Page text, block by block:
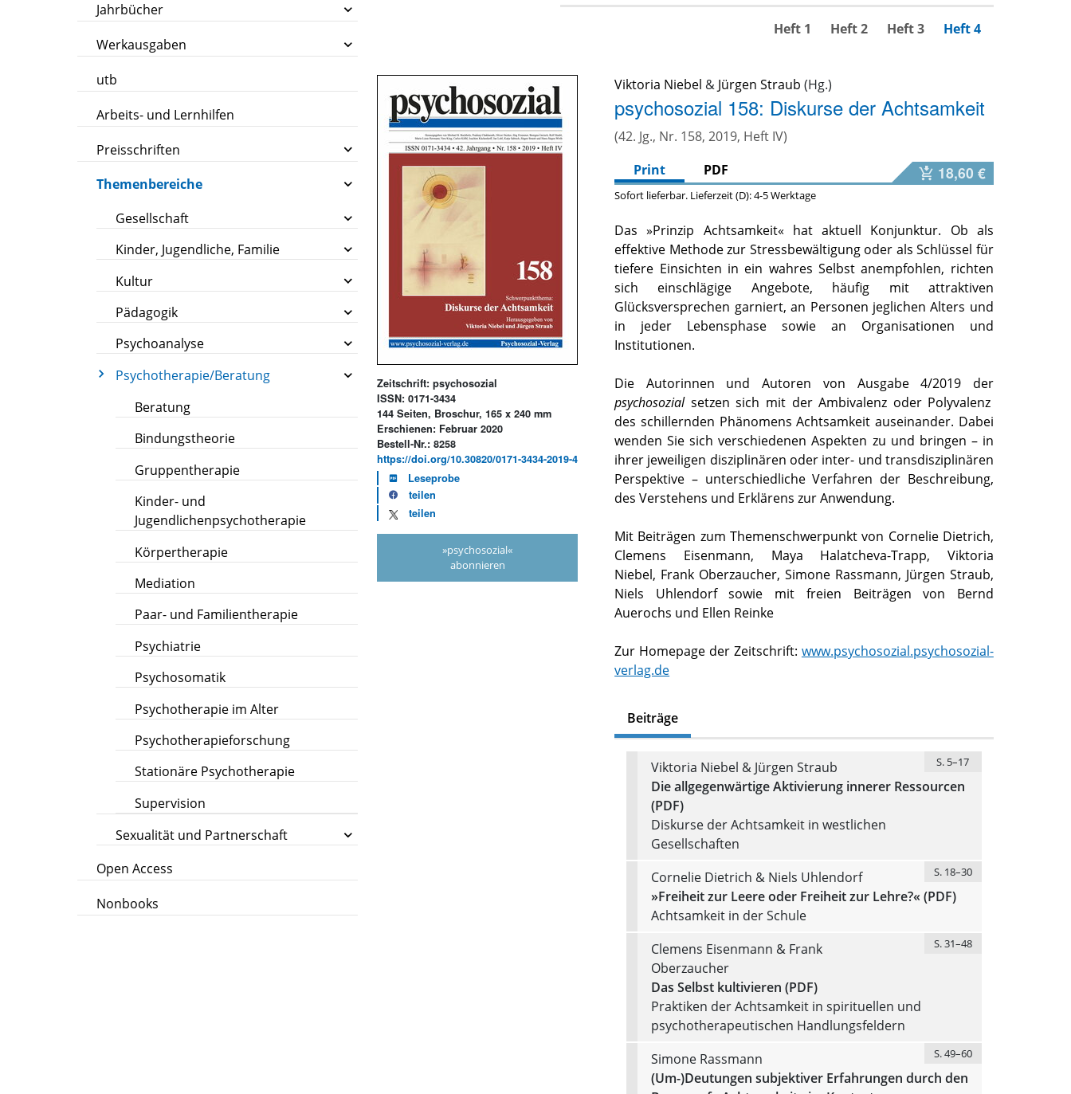
Jahrbücher
Werkausgaben
utb
Arbeits- und Lernhilfen
Preisschriften
Themenbereiche
Gesellschaft
Kinder, Jugendliche, Familie
Kultur
Pädagogik
Psychoanalyse
Psychotherapie/Beratung
Beratung
Bindungstheorie
Gruppentherapie
Kinder- und
Jugendlichenpsychotherapie
Körpertherapie
Mediation
Paar- und Familientherapie
Psychiatrie
Psychosomatik
Psychotherapie im Alter
Psychotherapieforschung
Stationäre Psychotherapie
Supervision
Sexualität und Partnerschaft
Open Access
Nonbooks
Heft 1 Heft 2 Heft 3 Heft 4
Zeitschrift: psychosozial
ISSN: 0171-3434
144 Seiten, Broschur, 165 x 240 mm
Erschienen: Februar 2020
Bestell-Nr.: 8258
https://doi.org/10.30820/0171-3434-2019-4
Leseprobe
teilen
teilen
»psychosozial«
abonnieren
Viktoria Niebel & Jürgen Straub
psychosozial 158: Diskurse der Achtsamkeit
(42. Jg., Nr. 158, 2019, Heft IV)
Print
PDF 18,60 €
Sofort lieferbar. Lieferzeit (D): 4-5 Werktage
Das »Prinzip Achtsamkeit« hat aktuell Konjunktur. Ob als
effektive Methode zur Stressbewältigung oder als Schlüssel für
tiefere Einsichten in ein wahres Selbst anempfohlen, richten
sich einschlägige Angebote, häufig mit attraktiven
Glücksversprechen garniert, an Personen jeglichen Alters und
in jeder Lebensphase sowie an Organisationen und
Institutionen.
Die Autorinnen und Autoren von Ausgabe 4/2019 der
psychosozialsetzen sich mit der Ambivalenz oder Polyvalenz
des schillernden Phänomens Achtsamkeit auseinander. Dabei
wenden Sie sich verschiedenen Aspekten zu und bringen – in
ihrer jeweiligen disziplinären oder inter- und transdisziplinären
Perspektive – unterschiedliche Verfahren der Beschreibung,
des Verstehens und Erklärens zur Anwendung.
Mit Beiträgen zum Themenschwerpunkt von Cornelie Dietrich,
Clemens Eisenmann, Maya Halatcheva-Trapp, Viktoria
Niebel, Frank Oberzaucher, Simone Rassmann, Jürgen Straub,
Niels Uhlendorf sowie mit freien Beiträgen von Bernd
Auerochs und Ellen Reinke
Zur Homepage der Zeitschrift: www.psychosozial.psychosozial-
verlag.de
Beiträge
Viktoria Niebel & Jürgen Straub S. 5–17
Die allgegenwärtige Aktivierung innerer Ressourcen
(PDF)
Diskurse der Achtsamkeit in westlichen
Gesellschaften
Cornelie Dietrich & Niels Uhlendorf
S. 18–30
»Freiheit zur Leere oder Freiheit zur Lehre?« (PDF)
Achtsamkeit in der Schule
Clemens Eisenmann & Frank
Oberzaucher
S. 31–48
Das Selbst kultivieren (PDF)
Praktiken der Achtsamkeit in spirituellen und
psychotherapeutischen Handlungsfeldern
Simone Rassmann
S. 49–60
(Um-)Deutungen subjektiver Erfahrungen durch den